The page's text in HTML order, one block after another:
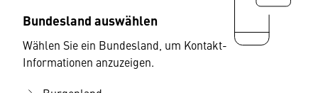
Bundesland auswählen
Wählen Sie ein Bundesland, um Kontakt-
Informationen anzuzeigen.